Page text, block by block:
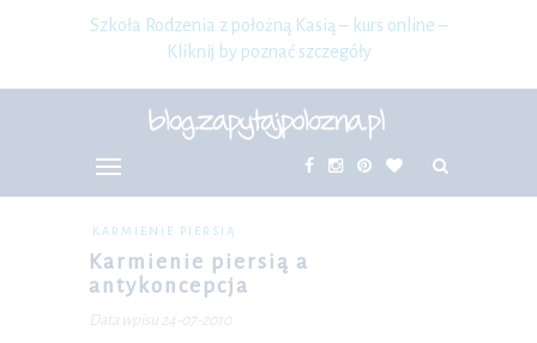
Szkoła Rodzenia z położną Kasią – kurs online –
Kliknij by poznać szczegóły
KARMIENIE PIERSIĄ
Karmienie piersią a
antykoncepcja
Data wpisu 24-07-2010